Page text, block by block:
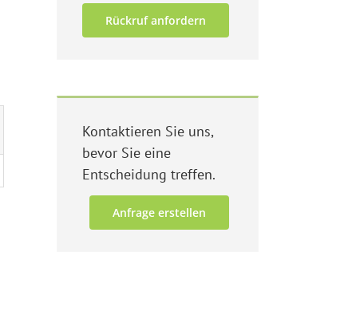
Rückruf anfordern
Kontaktieren Sie uns,
bevor Sie eine
Entscheidung treffen.
Anfrage erstellen